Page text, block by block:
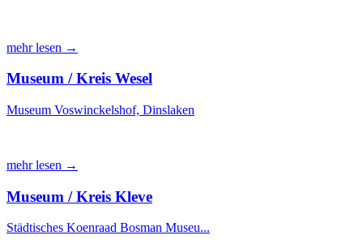
mehr lesen →
Museum / Kreis Wesel
Museum Voswinckelshof, Dinslaken
mehr lesen →
Museum / Kreis Kleve
Städtisches Koenraad Bosman Museu...